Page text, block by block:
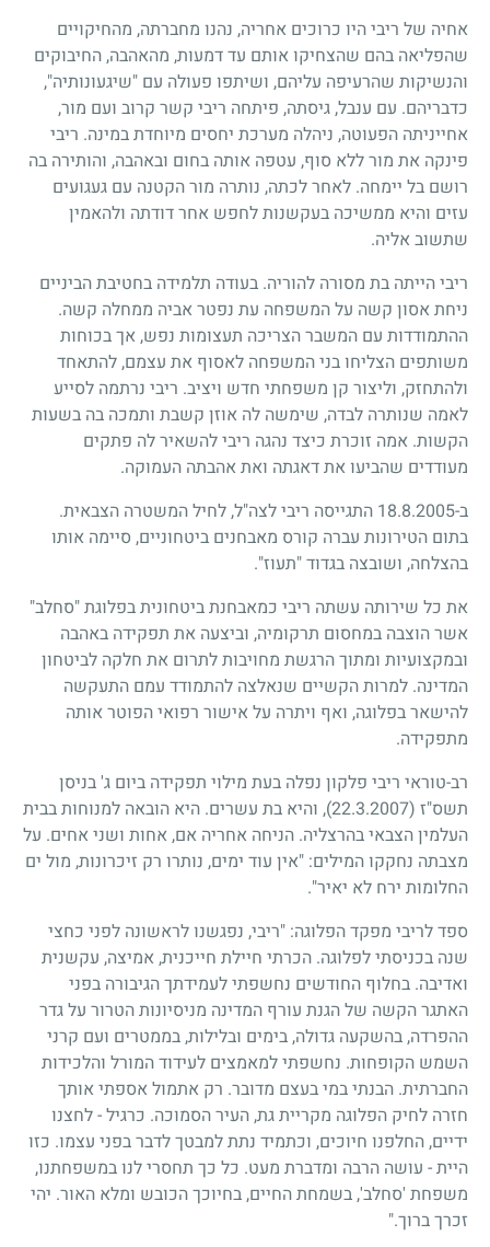
אחיה של ריבי היו כרוכים אחריה, נהנו מחברתה, מהחיקויים
שהפליאה בהם שהצחיקו אותם עד דמעות, מהאהבה, החיבוקים
והנשיקות שהרעיפה עליהם, ושיתפו פעולה עם "שיגעונותיה",
כדבריהם. עם ענבל, גיסתה, פיתחה ריבי קשר קרוב ועם מור,
אחייניתה הפעוטה, ניהלה מערכת יחסים מיוחדת במינה. ריבי
פינקה את מור ללא סוף, עטפה אותה בחום ובאהבה, והותירה בה
רושם בל יימחה. לאחר לכתה, נותרה מור הקטנה עם געגועים
עזים והיא ממשיכה בעקשנות לחפש אחר דודתה ולהאמין
שתשוב אליה.
ריבי הייתה בת מסורה להוריה. בעודה תלמידה בחטיבת הביניים
ניחת אסון קשה על המשפחה עת נפטר אביה ממחלה קשה.
ההתמודדות עם המשבר הצריכה תעצומות נפש, אך בכוחות
משותפים הצליחו בני המשפחה לאסוף את עצמם, להתאחד
ולהתחזק, וליצור קן משפחתי חדש ויציב. ריבי נרתמה לסייע
לאמה שנותרה לבדה, שימשה לה אוזן קשבת ותמכה בה בשעות
הקשות. אמה זוכרת כיצד נהגה ריבי להשאיר לה פתקים
מעודדים שהביעו את דאגתה ואת אהבתה העמוקה.
ב-18.8.2005 התגייסה ריבי לצה"ל, לחיל המשטרה הצבאית.
בתום הטירונות עברה קורס מאבחנים ביטחוניים, סיימה אותו
בהצלחה, ושובצה בגדוד "תעוז".
את כל שירותה עשתה ריבי כמאבחנת ביטחונית בפלוגת "סחלב"
אשר הוצבה במחסום תרקומיה, וביצעה את תפקידה באהבה
ובמקצועיות ומתוך הרגשת מחויבות לתרום את חלקה לביטחון
המדינה. למרות הקשיים שנאלצה להתמודד עמם התעקשה
להישאר בפלוגה, ואף ויתרה על אישור רפואי הפוטר אותה
מתפקידה.
רב-טוראי ריבי פלקון נפלה בעת מילוי תפקידה ביום ג' בניסן
תשס"ז (22.3.2007)
, והיא בת עשרים. היא הובאה למנוחות בבית
העלמין הצבאי בהרצליה. הניחה אחריה אם, אחות ושני אחים. על
מצבתה נחקקו המילים: "אין עוד ימים, נותרו רק זיכרונות, מול ים
החלומות ירח לא יאיר".
ספד לריבי מפקד הפלוגה: "ריבי, נפגשנו לראשונה לפני כחצי
שנה בכניסתי לפלוגה. הכרתי חיילת חייכנית, אמיצה, עקשנית
ואדיבה. בחלוף החודשים נחשפתי לעמידתך הגיבורה בפני
האתגר הקשה של הגנת עורף המדינה מניסיונות הטרור על גדר
ההפרדה, בהשקעה גדולה, בימים ובלילות, בממטרים ועם קרני
השמש הקופחות. נחשפתי למאמצים לעידוד המורל והלכידות
החברתית. הבנתי במי בעצם מדובר. רק אתמול אספתי אותך
חזרה לחיק הפלוגה מקריית גת, העיר הסמוכה. כרגיל - לחצנו
ידיים, החלפנו חיוכים, וכתמיד נתת למבטך לדבר בפני עצמו. כזו
היית - עושה הרבה ומדברת מעט. כל כך תחסרי לנו במשפחתנו,
משפחת 'סחלב', בשמחת החיים, בחיוכך הכובש ומלא האור. יהי
זכרך ברוך."